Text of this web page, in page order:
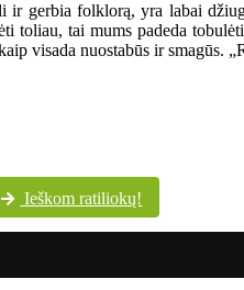
gerbia folklorą, yra labai
tai mums padeda
visada nuostabūs ir smagūs.
Ieškom ratiliokų!